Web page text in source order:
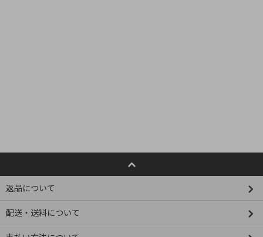
返品について
配送・送料について